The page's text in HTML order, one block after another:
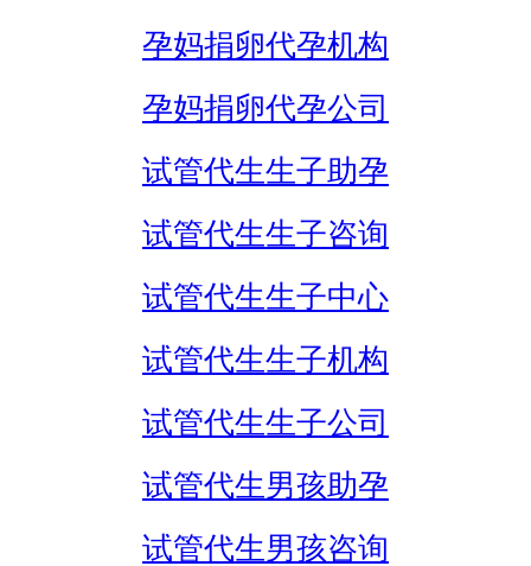
孕妈捐卵代孕机构
孕妈捐卵代孕公司
试管代生生子助孕
试管代生生子咨询
试管代生生子中心
试管代生生子机构
试管代生生子公司
试管代生男孩助孕
试管代生男孩咨询